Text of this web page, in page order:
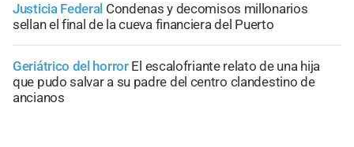
Justicia Federal Condenas y decomisos millonarios
sellan el final de la cueva financiera del Puerto
Geriátrico del horror El escalofriante relato de una hija
que pudo salvar a su padre del centro clandestino de
ancianos